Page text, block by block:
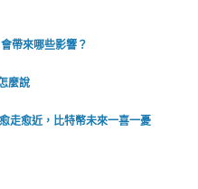
帶來哪些影響？
麼說
走愈近，比特幣未來一喜一憂